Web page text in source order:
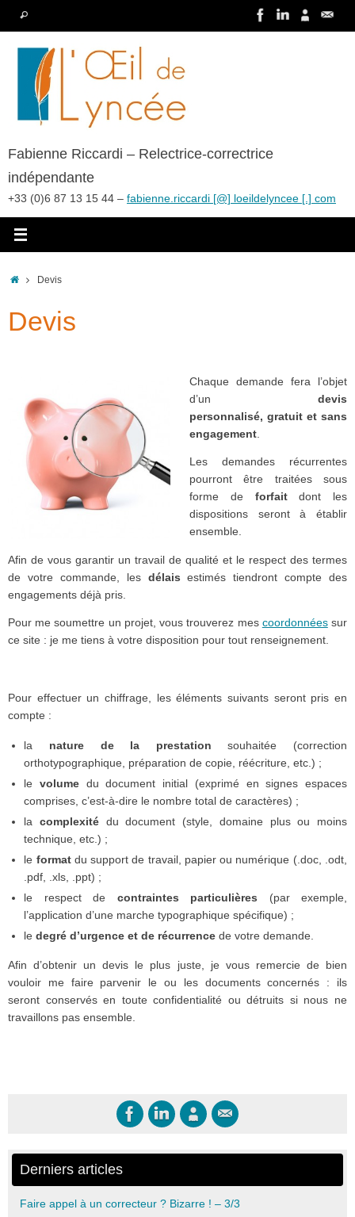
Rechercher
Fabienne Riccardi – Relectrice-correctrice
indépendante
+33 (0)6 87 13 15 44 – fabienne.riccardi [@] loeildelyncee [.] com
Accueil
Devis
Devis
Chaque demande fera l’objet
d’un devis
personnalisé, gratuit et sans
engagement
Les demandes récurrentes
pourront être traitées sous
forme de forfaitdont les
dispositions seront à établir
ensemble.
Afin de vous garantir un travail de qualité et le respect des termes
de votre commande, les délais estimés tiendront compte des
engagements déjà pris.
Pour me soumettre un projet, vous trouverez mes coordonnéessur
ce site : je me tiens à votre disposition pour tout renseignement.
Pour effectuer un chiffrage, les éléments suivants seront pris en
compte :
la nature de la prestation souhaitée (correction
orthotypographique, préparation de copie, réécriture, etc.) ;
le volumedu document initial (exprimé en signes espaces
comprises, c’est-à-dire le nombre total de caractères) ;
la complexitédu document (style, domaine plus ou moins
technique, etc.) ;
le formatdu support de travail, papier ou numérique (.doc, .odt,
.pdf, .xls, .ppt) ;
le respect de contraintes particulières (par exemple,
l’application d’une marche typographique spécifique) ;
ledegré d’urgence et de récurrence de votre demande.
Afin d’obtenir un devis le plus juste, je vous remercie de bien
vouloir me faire parvenir le ou les documents concernés : ils
seront conservés en toute confidentialité ou détruits si nous ne
travaillons pas ensemble.
Derniers articles
Faire appel à un correcteur ? Bizarre ! – 3/3